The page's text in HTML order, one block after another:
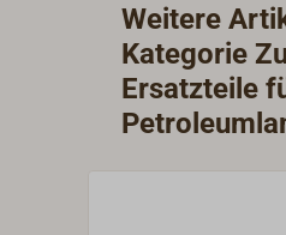
Weitere
Kategorie
Ersatzteile